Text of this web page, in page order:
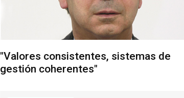
"Valores consistentes, sistemas de
gestión coherentes"